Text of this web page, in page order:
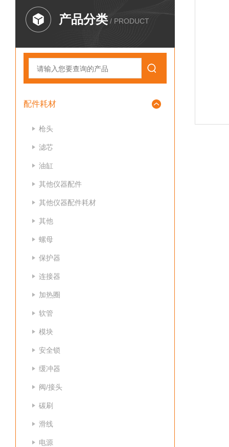
产品分类 / PRODUCT
配件耗材
枪头
滤芯
油缸
其他仪器配件
其他仪器配件耗材
其他
螺母
保护器
连接器
加热圈
软管
模块
安全锁
缓冲器
阀/接头
碳刷
滑线
电源